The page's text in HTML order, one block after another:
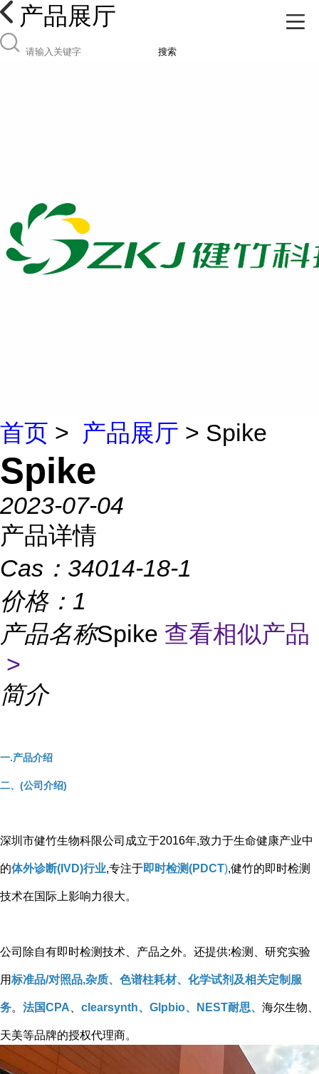
产品展厅
搜索
首页 > 产品展厅 > Spike
Spike
2023-07-04
产品详情
Cas： 34014-18-1
价格： 1
产品名称Spike 查看相似产品
>
简介
一.产品介绍
二、(公司介绍)
深圳市健竹生物科限公司成立于2016年,致力于生命健康产业中
的体外诊断(IVD)行业,专注于即时检测(PDCT),健竹的即时检测
技术在国际上影响力很大。
公司除自有即时检测技术、产品之外。还提供:检测、研究实验
用标准品/对照品,杂质、色谱柱耗材、化学试剂及相关定制服
务。 法国CPA clearsynth、Glpbio、NEST耐思、 海尔生物、
天美等品牌的授权代理商。